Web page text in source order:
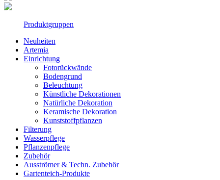
Produktgruppen
Neuheiten
Artemia
Einrichtung
Fotorückwände
Bodengrund
Beleuchtung
Künstliche Dekorationen
Natürliche Dekoration
Keramische Dekoration
Kunststoffpflanzen
Filterung
Wasserpflege
Pflanzenpflege
Zubehör
Ausströmer & Techn. Zubehör
Gartenteich-Produkte